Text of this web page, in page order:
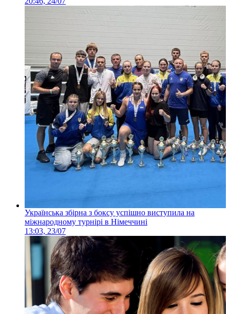
Українська збірна з боксу успішно виступила на
міжнародному турнірі в Німеччині
13:03, 23/07